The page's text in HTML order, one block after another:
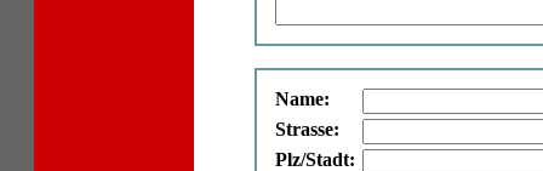
Name:
Strasse:
Plz/Stadt: